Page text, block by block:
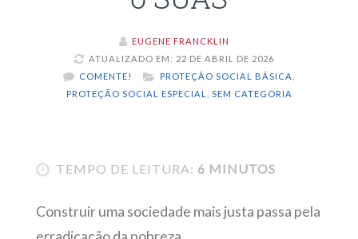
EUGENE FRANCKLIN
ATUALIZADO EM: 22 DE ABRIL DE 2026
COMENTE!
PROTEÇÃO SOCIAL BÁSICA
PROTEÇÃO SOCIAL ESPECIAL
SEM CATEGORIA
TEMPO DE LEITURA: 6 MINUTOS
Construir uma sociedade mais justa passa pela